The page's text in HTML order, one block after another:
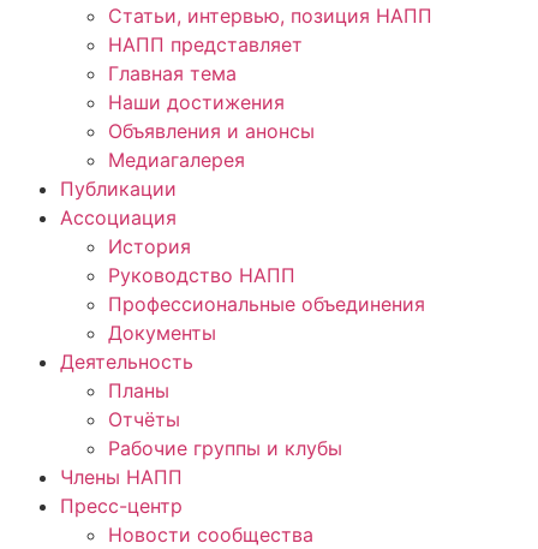
Статьи, интервью, позиция НАПП
НАПП представляет
Главная тема
Наши достижения
Объявления и анонсы
Медиагалерея
Публикации
Ассоциация
История
Руководство НАПП
Профессиональные объединения
Документы
Деятельность
Планы
Отчёты
Рабочие группы и клубы
Члены НАПП
Пресс-центр
Новости сообщества